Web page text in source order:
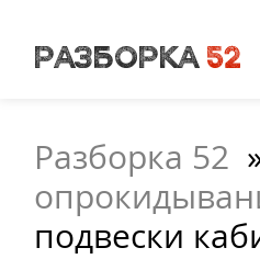
Разборка 52
подвески